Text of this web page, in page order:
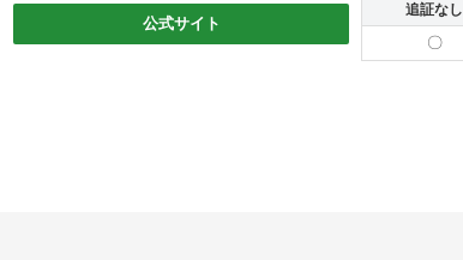
公式サイト
追証なし
〇